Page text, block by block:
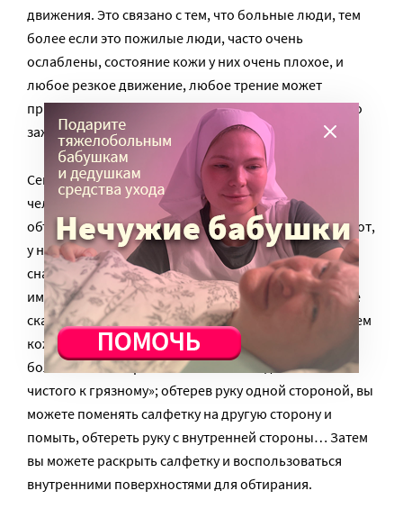
движения. Это связано с тем, что больные люди, тем
более если это пожилые люди, часто очень
ослаблены, состояние кожи у них очень плохое, и
любое резкое движение, любое трение может
привести к нарушению целостности кожи и к тяжело
заживающим ранкам, порезам и царапинам.
Сейчас я вам покажу, как можно помыть больного
человека с помощью салфеток – то есть мы будем
обтирать руки, ноги или лицо больному человеку. Вот,
у нас есть специальная салфетка. Вы можете её
сначала сложить в несколько раз для того, чтобы
иметь несколько рабочих поверхностей, и, как я уже
сказала, промокательными движениями мы обтираем
кожу. Обязательно придерживаем руку или ногу
больного. И – обратите внимание – я делаю всё «от
чистого к грязному»; обтерев руку одной стороной, вы
можете поменять салфетку на другую сторону и
помыть, обтереть руку с внутренней стороны… Затем
вы можете раскрыть салфетку и воспользоваться
внутренними поверхностями для обтирания.